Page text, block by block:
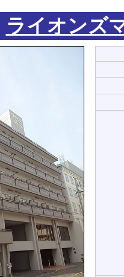
ライオンズ